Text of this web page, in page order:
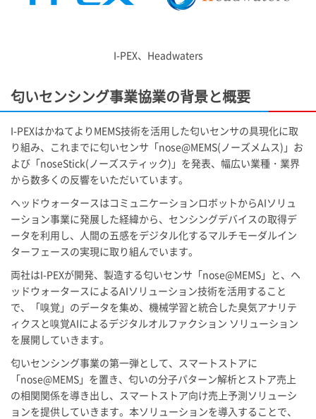
I-PEX、Headwaters
匂いセンシング事業協業の背景と概要
I-PEXはかねてよりMEMS技術を活用した匂いセンサの具現化に取
り組み、これまでに匂いセンサ「nose@MEMS(ノーズメムス)」お
よび「noseStick(ノーズスティック)」を発表、幅広い業種・業界
から数多くの反響をいただいています。
ヘッドウォータースはコミュニケーションロボットからAIソリュ
ーション事業に発展した経緯から、センシングデバイスの取得デ
ータを利用し、人間の五感をデジタル化するマルチモーダルイン
ターフェースの実現に取り組んでいます。
両社はI-PEXが開発、製造する匂いセンサ「nose@MEMS」と、ヘ
ッドウォータースによるAIソリューション技術を活用すること
で、「嗅覚」のデータを集め、機械学習と統合した臭気アナリテ
ィクスと嗅覚AIによるデジタルオルファクション ソリューション
を展開していきます。
匂いセンシング事業の第一弾として、スマートストアに
「nose@MEMS」を置き、匂いの分子パターン解析とストア売上
の相関関係を導き出し、スマートストア向け売上予測ソリューシ
ョンを提供していきます。本ソリューションを導入することで、